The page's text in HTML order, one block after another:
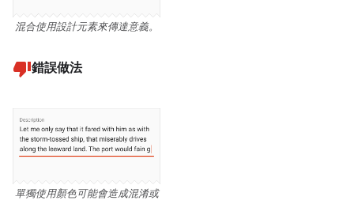
混合使用設計元素來傳達意義。
錯誤做法
單獨使用顏色可能會造成混淆或